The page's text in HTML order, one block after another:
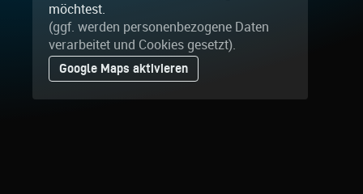
möchtest.
(ggf. werden personen­bezogene Daten
verarbeitet und Cookies gesetzt).
Google Maps aktivieren